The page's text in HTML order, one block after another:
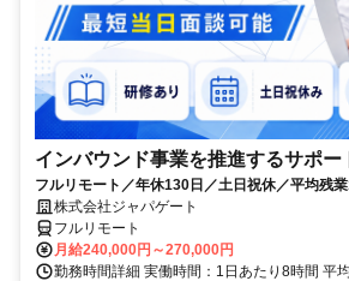
インバウンド事業を推進するサポー
フルリモート／年休130日／土日祝休／平均残
株式会社ジャパゲート
フルリモート
月給240,000円～270,000円
勤務時間詳細 実働時間：1日あたり8時間 平